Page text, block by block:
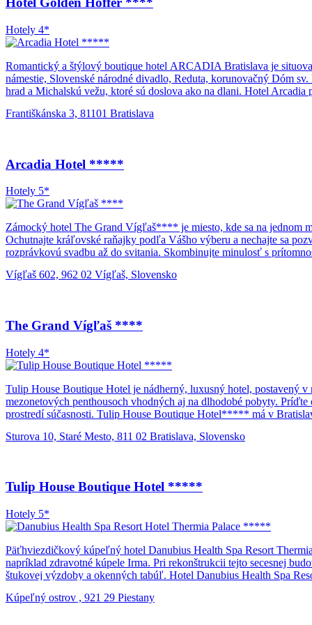
Hotely 4*
Romantický a štýlový boutique hotel ARCADIA Bratislava je
námestie, Slovenské národné divadlo, Reduta, korunovačný Dóm
hrad a Michalskú vežu, ktoré sú doslova ako na dlani. Hotel
vitrážovým stropom prinášajúcim všetkým našim návštevníkom
Františkánska 3, 81101 Bratislava
Arcadia Hotel *****
Hotely 5*
Zámocký hotel The Grand Vígľaš**** je miesto, kde sa na jednom
Ochutnajte kráľovské raňajky podľa Vášho výberu a nechajte sa
rozprávkovú svadbu až do svitania. Skombinujte minulosť s
historický program na nádvorí. Sídlo uhorských kráľov čaká práve na
Vígľaš 602, 962 02 Vígľaš, Slovensko
The Grand Vígľaš ****
Hotely 4*
Tulip House Boutique Hotel je nádherný, luxusný hotel, postavený
mezonetových penthousoch vhodných aj na dlhodobé pobyty.
prostredí súčasnosti. Tulip House Boutique Hotel***** má v
Bratislavským hradom. Druhé je „nové mestské centrum“ Eurovea
Sturova 10, Staré Mesto, 811 02 Bratislava, Slovensko
Tulip House Boutique Hotel *****
Hotely 5*
Päťhviezdičkový kúpeľný hotel Danubius Health Spa Resort
napríklad zdravotné kúpele Irma. Pri rekonštrukcii tejto secesnej
štukovej výzdoby a okenných tabúľ. Hotel Danubius Health Spa
môžete stretnúť s vašimi priateľmi a zahrať si šach, bridge alebo iné
Kúpeľný ostrov , 921 29 Piestany